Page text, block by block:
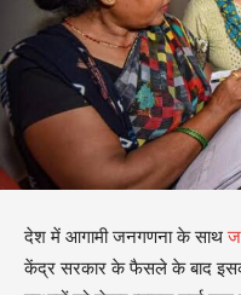
देश में आगामी जनगणना के साथ
केंद्र सरकार के फैसले के बाद इसकी